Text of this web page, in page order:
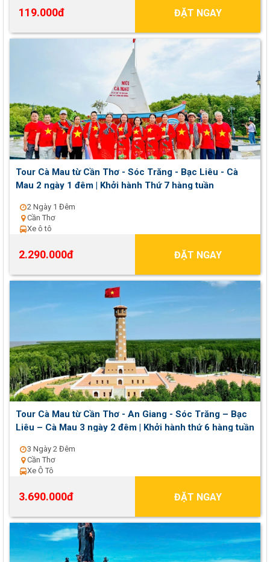
119.000đ ĐẶT NGAY
Tour Cà Mau từ Cần Thơ - Sóc Trăng - Bạc Liêu - Cà
Mau 2 ngày 1 đêm | Khởi hành Thứ 7 hàng tuần
2 Ngày 1 Đêm
Cần Thơ
Xe ô tô
2.290.000đ ĐẶT NGAY
Tour Cà Mau từ Cần Thơ - An Giang - Sóc Trăng – Bạc
Liêu – Cà Mau 3 ngày 2 đêm | Khởi hành thứ 6 hàng tuần
3 Ngày 2 Đêm
Cần Thơ
Xe Ô Tô
3.690.000đ ĐẶT NGAY